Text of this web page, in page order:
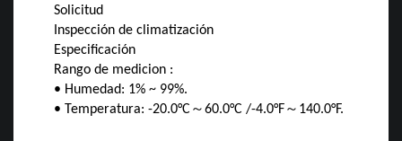
Solicitud
Inspección de climatización
Especificación
Rango de medicion :
• Humedad: 1% ~ 99%.
• Temperatura: -20.0°C ～60.0°C /-4.0°F～ 140.0°F.